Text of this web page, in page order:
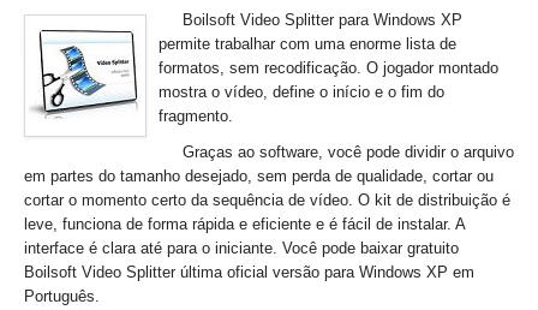
Boilsoft Video Splitter para Windows XP
permite trabalhar com uma enorme lista de
formatos, sem recodificação. O jogador montado
mostra o vídeo, define o início e o fim do
fragmento.
Graças ao software, você pode dividir o arquivo
em partes do tamanho desejado, sem perda de qualidade, cortar ou
cortar o momento certo da sequência de vídeo. O kit de distribuição é
leve, funciona de forma rápida e eficiente e é fácil de instalar. A
interface é clara até para o iniciante. Você pode baixar gratuito
Boilsoft Video Splitter última oficial versão para Windows XP em
Português.